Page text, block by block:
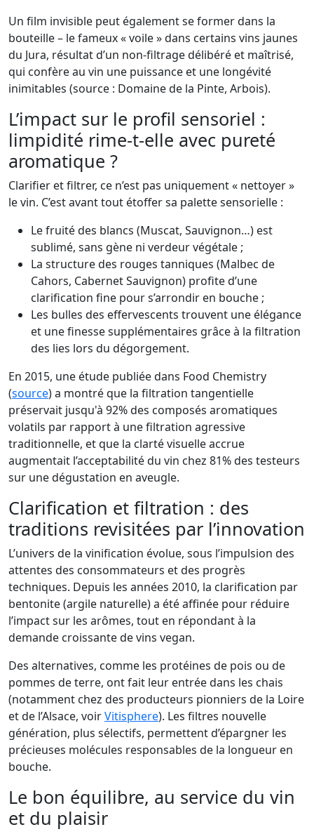
Un film invisible peut également se former dans la
bouteille – le fameux « voile » dans certains vins jaunes
du Jura, résultat d’un non-filtrage délibéré et maîtrisé,
qui confère au vin une puissance et une longévité
inimitables (source : Domaine de la Pinte, Arbois).
L’impact sur le profil sensoriel :
limpidité rime-t-elle avec pureté
aromatique ?
Clarifier et filtrer, ce n’est pas uniquement « nettoyer »
le vin. C’est avant tout étoffer sa palette sensorielle :
Le fruité des blancs (Muscat, Sauvignon…) est
sublimé, sans gène ni verdeur végétale ;
La structure des rouges tanniques (Malbec de
Cahors, Cabernet Sauvignon) profite d’une
clarification fine pour s’arrondir en bouche ;
Les bulles des effervescents trouvent une élégance
et une finesse supplémentaires grâce à la filtration
des lies lors du dégorgement.
En 2015, une étude publiée dans Food Chemistry
(source) a montré que la filtration tangentielle
préservait jusqu'à 92% des composés aromatiques
volatils par rapport à une filtration agressive
traditionnelle, et que la clarté visuelle accrue
augmentait l’acceptabilité du vin chez 81% des testeurs
sur une dégustation en aveugle.
Clarification et filtration : des
traditions revisitées par l’innovation
L’univers de la vinification évolue, sous l’impulsion des
attentes des consommateurs et des progrès
techniques. Depuis les années 2010, la clarification par
bentonite (argile naturelle) a été affinée pour réduire
l’impact sur les arômes, tout en répondant à la
demande croissante de vins vegan.
Des alternatives, comme les protéines de pois ou de
pommes de terre, ont fait leur entrée dans les chais
(notamment chez des producteurs pionniers de la Loire
et de l’Alsace, voirVitisphere). Les filtres nouvelle
génération, plus sélectifs, permettent d’épargner les
précieuses molécules responsables de la longueur en
bouche.
Le bon équilibre, au service du vin
et du plaisir